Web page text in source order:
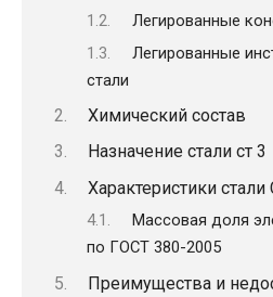
Легированные
Легированные
стали
Химический состав
Назначение стали ст 3
Характеристики стали
Массовая доля
по ГОСТ 380-2005
Преимущества и